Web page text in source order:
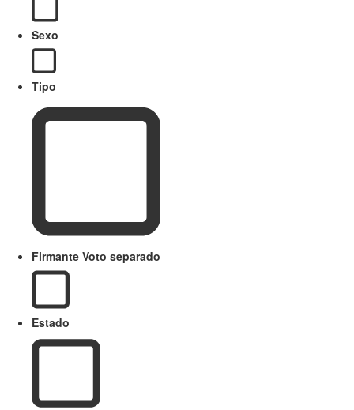
Sexo
Tipo
Firmante Voto separado
Estado